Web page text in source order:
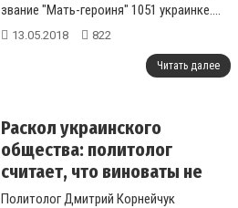
звание "Мать-героиня" 1051 украинке....
13.05.2018 822
Читать далее
Раскол украинского
общества: политолог
считает, что виноваты не
политики
Политолог Дмитрий Корнейчук